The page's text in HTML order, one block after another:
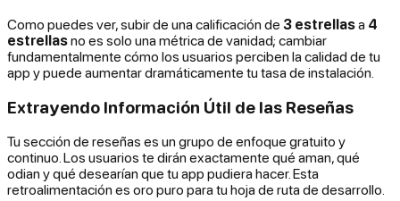
Como puedes ver, subir de una calificación de 3 estrellasa 4
estrellasno es solo una métrica de vanidad; cambiar
fundamentalmente cómo los usuarios perciben la calidad de tu
app y puede aumentar dramáticamente tu tasa de instalación.
Extrayendo Información Útil de las Reseñas
Tu sección de reseñas es un grupo de enfoque gratuito y
continuo. Los usuarios te dirán exactamente qué aman, qué
odian y qué desearían que tu app pudiera hacer. Esta
retroalimentación es oro puro para tu hoja de ruta de desarrollo.